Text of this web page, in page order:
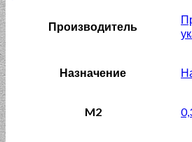
Производитель
Назначение
M2